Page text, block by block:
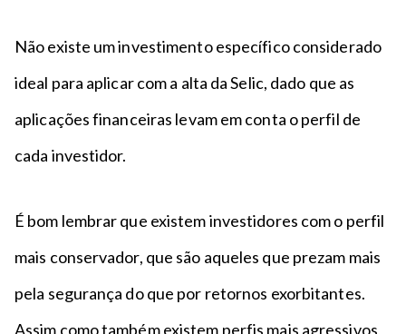
Não existe um investimento específico considerado
ideal para aplicar com a alta da Selic, dado que as
aplicações financeiras levam em conta o perfil de
cada investidor.
É bom lembrar que existem investidores com o perfil
mais conservador, que são aqueles que prezam mais
pela segurança do que por retornos exorbitantes.
Assim como também existem perfis mais agressivos,